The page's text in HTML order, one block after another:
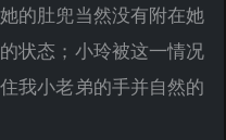
的肚兜当然没有附在她
状态；小玲被这一情况
我小老弟的手并自然的